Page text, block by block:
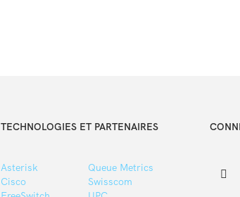
TECHNOLOGIES ET PARTENAIRES
Asterisk
Cisco
Queue Metrics
Swisscom